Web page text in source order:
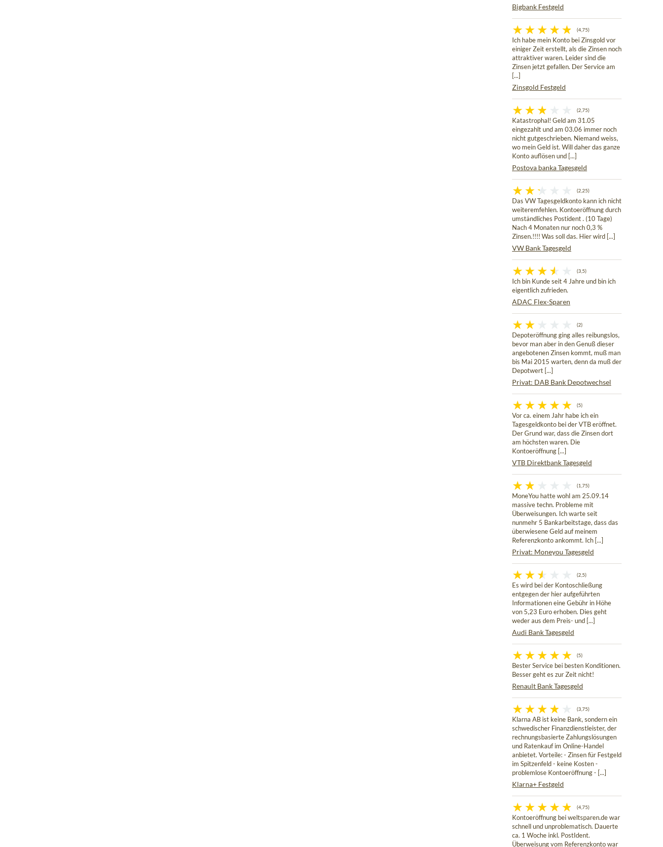
Bigbank Festgeld
(4,75)
Ich habe mein Konto bei Zinsgold vor
einiger Zeit erstellt, als die Zinsen noch
attraktiver waren. Leider sind die
Zinsen jetzt gefallen. Der Service am
[...]
Zinsgold Festgeld
(2,75)
Katastrophal! Geld am 31.05
eingezahlt und am 03.06 immer noch
nicht gutgeschrieben. Niemand weiss,
wo mein Geld ist. Will daher das ganze
Konto auflösen und [...]
Postova banka Tagesgeld
(2,25)
Das VW Tagesgeldkonto kann ich nicht
weiteremfehlen. Kontoeröffnung durch
umständliches Postident . (10 Tage)
Nach 4 Monaten nur noch 0,3 %
Zinsen.!!!! Was soll das. Hier wird [...]
VW Bank Tagesgeld
(3,5)
Ich bin Kunde seit 4 Jahre und bin ich
eigentlich zufrieden.
ADAC Flex-Sparen
(2)
Depoteröffnung ging alles reibungslos,
bevor man aber in den Genuß dieser
angebotenen Zinsen kommt, muß man
bis Mai 2015 warten, denn da muß der
Depotwert [...]
Privat: DAB Bank Depotwechsel
(5)
Vor ca. einem Jahr habe ich ein
Tagesgeldkonto bei der VTB eröffnet.
Der Grund war, dass die Zinsen dort
am höchsten waren. Die
Kontoeröffnung [...]
VTB Direktbank Tagesgeld
(1,75)
MoneYou hatte wohl am 25.09.14
massive techn. Probleme mit
Überweisungen. Ich warte seit
nunmehr 5 Bankarbeitstage, dass das
überwiesene Geld auf meinem
Referenzkonto ankommt. Ich [...]
Privat: Moneyou Tagesgeld
(2,5)
Es wird bei der Kontoschließung
entgegen der hier aufgeführten
Informationen eine Gebühr in Höhe
von 5,23 Euro erhoben. Dies geht
weder aus dem Preis- und [...]
Audi Bank Tagesgeld
(5)
Bester Service bei besten Konditionen.
Besser geht es zur Zeit nicht!
Renault Bank Tagesgeld
(3,75)
Klarna AB ist keine Bank, sondern ein
schwedischer Finanzdienstleister, der
rechnungsbasierte Zahlungslösungen
und Ratenkauf im Online-Handel
anbietet. Vorteile: - Zinsen für Festgeld
im Spitzenfeld - keine Kosten -
problemlose Kontoeröffnung - [...]
Klarna+ Festgeld
(4,75)
Kontoeröffnung bei weltsparen.de war
schnell und unproblematisch. Dauerte
ca. 1 Woche inkl. PostIdent.
Überweisung vom Referenzkonto war